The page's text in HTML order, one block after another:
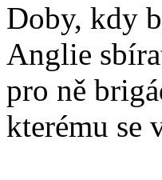
Doby, kdy
Anglie
pro ně
kterému se